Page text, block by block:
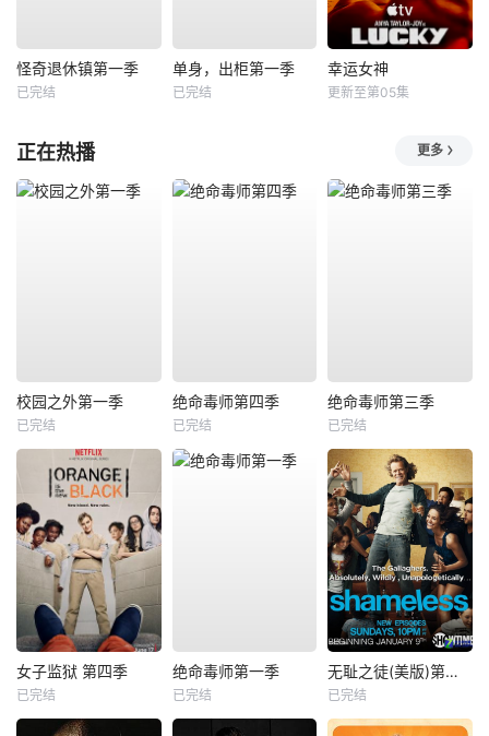
怪奇退休镇第一季
已完结
单身，出柜第一季
已完结
幸运女神
更新至第05集
正在热播 更多
校园之外第一季
已完结
绝命毒师第四季
已完结
绝命毒师第三季
已完结
女子监狱 第四季
已完结
绝命毒师第一季
已完结
无耻之徒(美版)第一季
已完结